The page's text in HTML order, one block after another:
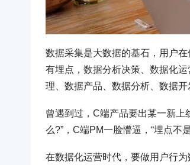
数据采集是大数据的基石，用户
有埋点，数据分析决策、数据化
理、数据产品、数据分析、数据开
曾遇到过，C端产品要出某一新上
么?”，C端PM一脸懵逼，“埋点不
在数据化运营时代，要做用户行